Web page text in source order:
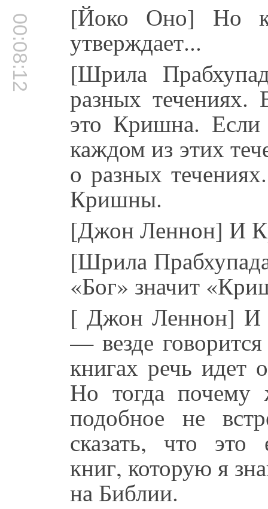
00:08:12 [Йоко Оно] Но
утверждает...
[Шрила
разных
это Кришна. Если
каждом из этих
о разных
Кришны.
[Джон Леннон] И
[Шрила
«Бог» значит
[ Джон Леннон] И
— везде
книгах речь
Но тогда
подобное не
сказать, что это
книг, которую я
на Библии.